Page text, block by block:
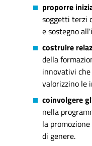
proporre
soggetti terzi
e sostegno
costruire
della
innovativi
valorizzino le
coinvolgere
nella
la
di genere.